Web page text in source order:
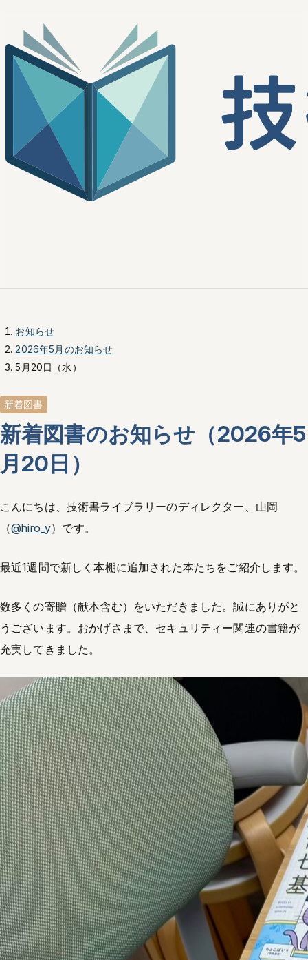
お知らせ
2026年5月のお知らせ
5月20日（水）
新着図書
新着図書のお知らせ（2026年5
月20日）
こんにちは、技術書ライブラリーのディレクター、山岡
（@hiro_y）です。
最近1週間で新しく本棚に追加された本たちをご紹介します。
数多くの寄贈（献本含む）をいただきました。誠にありがと
うございます。おかげさまで、セキュリティー関連の書籍が
充実してきました。